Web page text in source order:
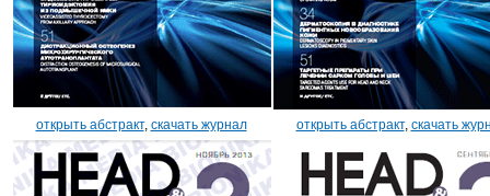
открыть абстракт, скачать журнал открыть абстракт, скачать